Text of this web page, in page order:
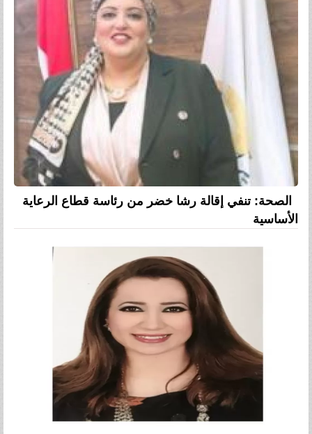
الصحة: تنفي إقالة رشا خضر من رئاسة قطاع الرعاية
الأساسية